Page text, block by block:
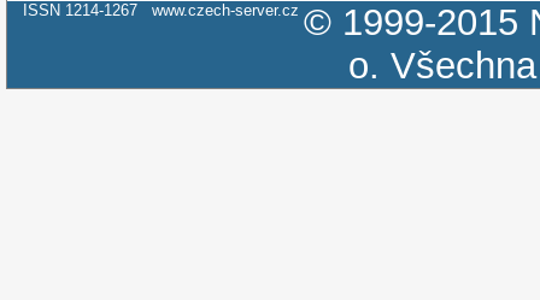
ISSN 1214-1267 www.czech-server.cz © 1999-2015
o.